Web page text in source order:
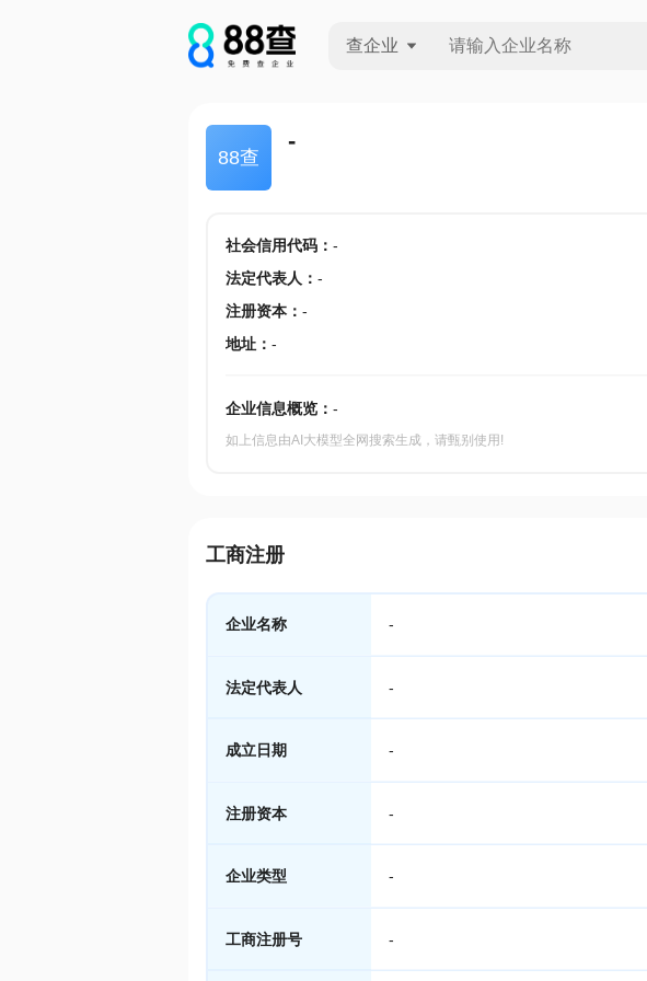
查企业
88查
-
社会信用代码： -
法定代表人 ： -
注册资本： -
地址： -
企业信息概览： -
如上信息由AI大模型全网搜索生成，请甄别使用!
工商注册
企业名称 -
法定代表人 -
成立日期 -
注册资本 -
企业类型 -
工商注册号 -